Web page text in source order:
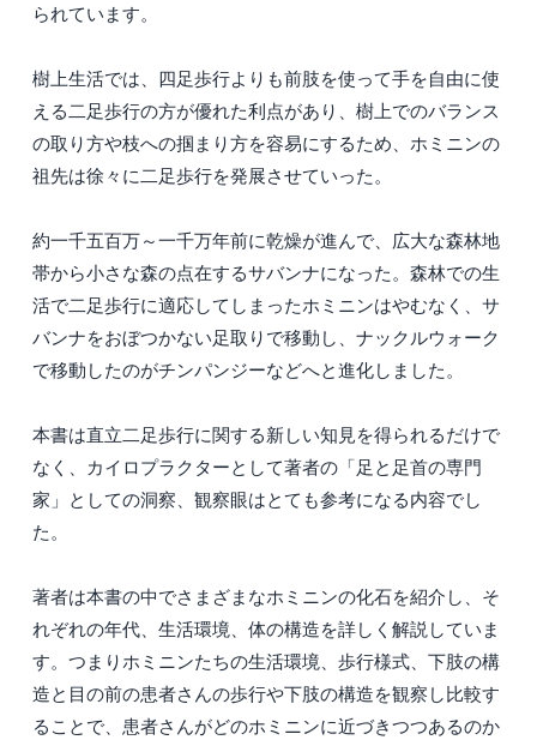
られています。
樹上生活では、四足歩行よりも前肢を使って手を自由に使
える二足歩行の方が優れた利点があり、樹上でのバランス
の取り方や枝への掴まり方を容易にするため、ホミニンの
祖先は徐々に二足歩行を発展させていった。
約一千五百万～一千万年前に乾燥が進んで、広大な森林地
帯から小さな森の点在するサバンナになった。森林での生
活で二足歩行に適応してしまったホミニンはやむなく、サ
バンナをおぼつかない足取りで移動し、ナックルウォーク
で移動したのがチンパンジーなどへと進化しました。
本書は直立二足歩行に関する新しい知見を得られるだけで
なく、カイロプラクターとして著者の「足と足首の専門
家」としての洞察、観察眼はとても参考になる内容でし
た。
著者は本書の中でさまざまなホミニンの化石を紹介し、そ
れぞれの年代、生活環境、体の構造を詳しく解説していま
す。つまりホミニンたちの生活環境、歩行様式、下肢の構
造と目の前の患者さんの歩行や下肢の構造を観察し比較す
ることで、患者さんがどのホミニンに近づきつつあるのか